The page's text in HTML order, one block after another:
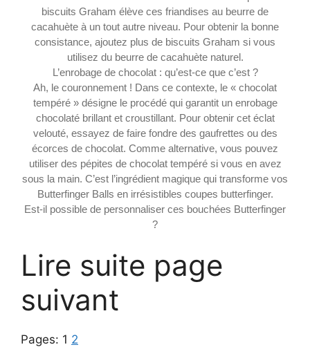
biscuits Graham élève ces friandises au beurre de
cacahuète à un tout autre niveau. Pour obtenir la bonne
consistance, ajoutez plus de biscuits Graham si vous
utilisez du beurre de cacahuète naturel.
L’enrobage de chocolat : qu’est-ce que c’est ?
Ah, le couronnement ! Dans ce contexte, le « chocolat
tempéré » désigne le procédé qui garantit un enrobage
chocolaté brillant et croustillant. Pour obtenir cet éclat
velouté, essayez de faire fondre des gaufrettes ou des
écorces de chocolat. Comme alternative, vous pouvez
utiliser des pépites de chocolat tempéré si vous en avez
sous la main. C’est l’ingrédient magique qui transforme vos
Butterfinger Balls en irrésistibles coupes butterfinger.
Est-il possible de personnaliser ces bouchées Butterfinger
?
Lire suite page
suivant
Pages: 1 2